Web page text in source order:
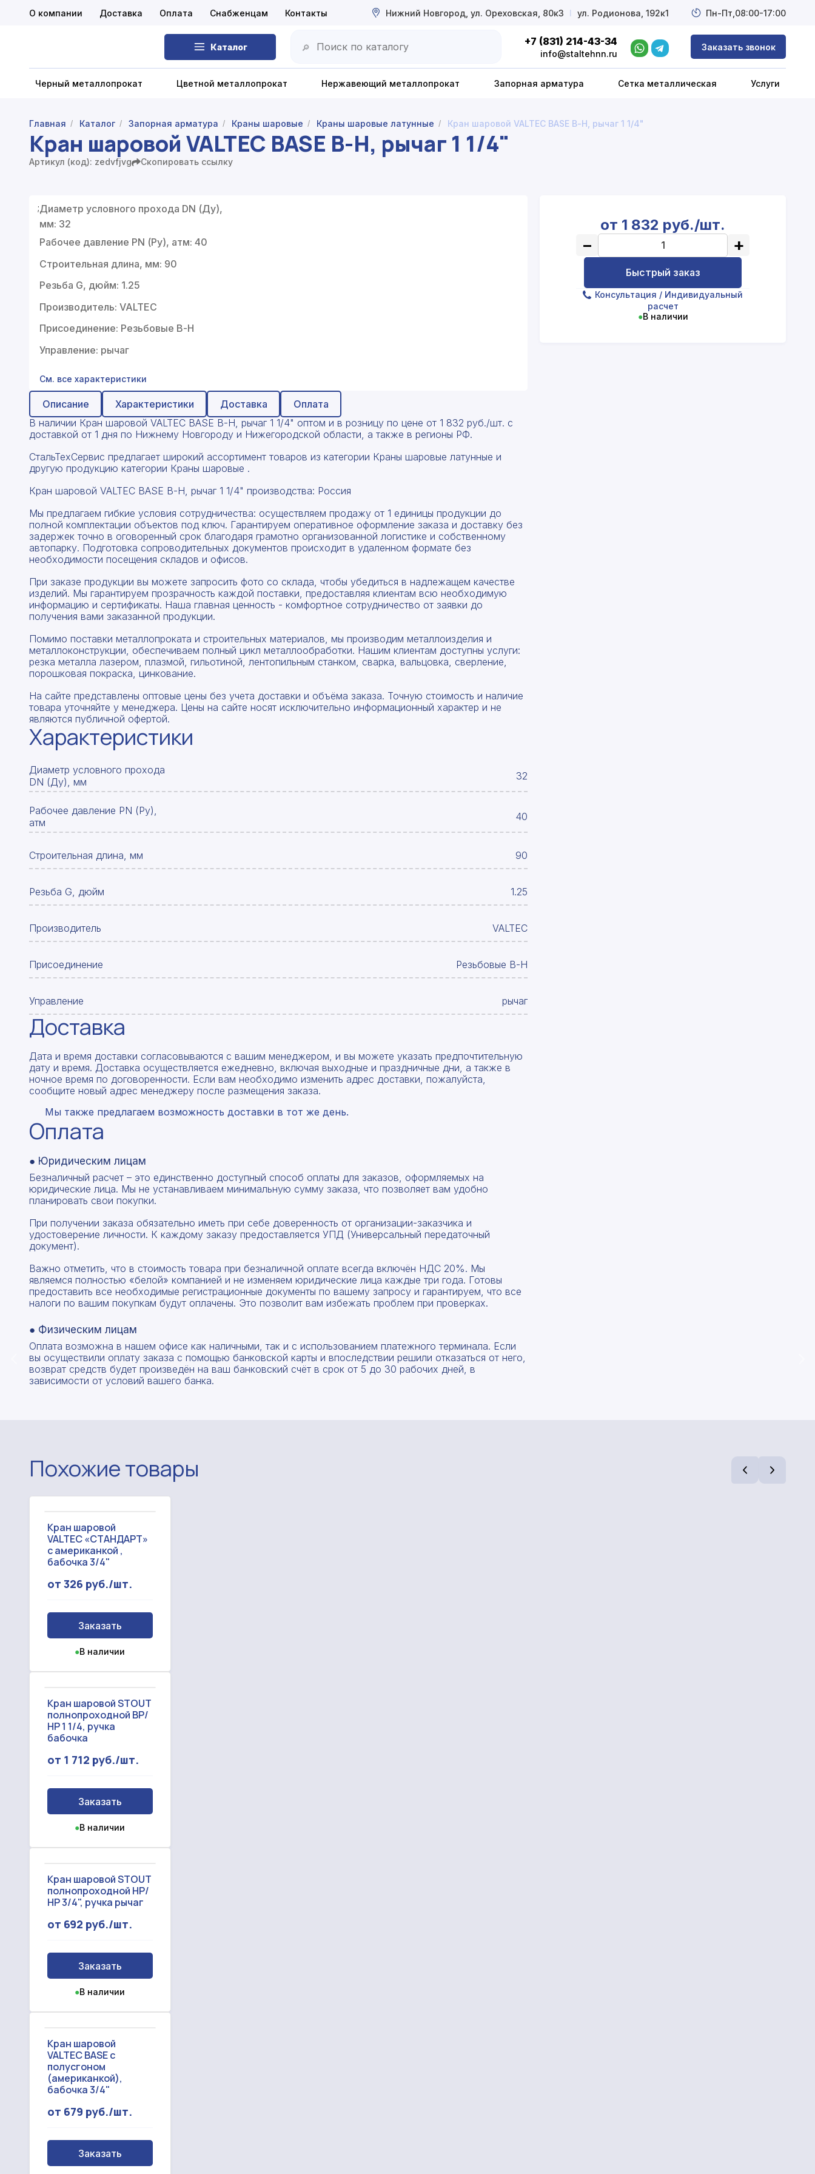
Каталог 🔎
+7 (831) 214-43-34
info@staltehnn.ru
Заказать звонок
Черный металлопрокат Цветной металлопрокат Нержавеющий металлопрокат Запорная арматура Сетка металлическая Услуги
О компании Доставка Оплата Снабженцам Контакты Нижний Новгород, ул. Ореховская, 80к3 l ул. Родионова, 192к1 Пн-Пт, 08:00-17:00
Черный металлопрокат
Цветной металлопрокат
Сетка металлическая
Профнастил
Теплоизоляция для труб
Композитная арматура
Главная / Каталог / Запорная арматура / Краны шаровые / Краны шаровые латунные / Кран шаровой VALTEC BASE В-Н, рычаг 1 1/4"
Кран шаровой VALTEC BASE В-Н, рычаг 1 1/4"
Артикул (код): zedvfjvg Скопировать ссылку
;Диаметр условного прохода DN (Ду),
мм: 32
Рабочее давление PN (Ру), атм: 40
Строительная длина, мм: 90
Резьба G, дюйм: 1.25
Производитель: VALTEC
Присоединение: Резьбовые В-Н
Управление: рычаг
См. все характеристики
от 1 832 руб./шт.
− +
Быстрый заказ
Консультация / Индивидуальный
расчет
●В наличии
Описание Характеристики Доставка
Оплата
В наличии Кран шаровой VALTEC BASE В-Н, рычаг 1 1/4" оптом и в розницу по цене от 1 832 руб./шт. с
доставкой от 1 дня по Нижнему Новгороду и Нижегородской области, а также в регионы РФ.
СтальТехСервис предлагает широкий ассортимент товаров из категории Краны шаровые латунные и
другую продукцию категории Краны шаровые .
Кран шаровой VALTEC BASE В-Н, рычаг 1 1/4" производства: Россия
Мы предлагаем гибкие условия сотрудничества: осуществляем продажу от 1 единицы продукции до
полной комплектации объектов под ключ. Гарантируем оперативное оформление заказа и доставку без
задержек точно в оговоренный срок благодаря грамотно организованной логистике и собственному
автопарку. Подготовка сопроводительных документов происходит в удаленном формате без
необходимости посещения складов и офисов.
При заказе продукции вы можете запросить фото со склада, чтобы убедиться в надлежащем качестве
изделий. Мы гарантируем прозрачность каждой поставки, предоставляя клиентам всю необходимую
информацию и сертификаты. Наша главная ценность - комфортное сотрудничество от заявки до
получения вами заказанной продукции.
Помимо поставки металлопроката и строительных материалов, мы производим металлоизделия и
металлоконструкции, обеспечиваем полный цикл металлообработки. Нашим клиентам доступны услуги:
резка металла лазером, плазмой, гильотиной, лентопильным станком, сварка, вальцовка, сверление,
порошковая покраска, цинкование.
На сайте представлены оптовые цены без учета доставки и объёма заказа. Точную стоимость и наличие
товара уточняйте у менеджера. Цены на сайте носят исключительно информационный характер и не
являются публичной офертой.
Характеристики
Диаметр условного прохода
DN (Ду), мм
32
Рабочее давление PN (Ру),
атм
40
Строительная длина, мм 90
Резьба G, дюйм 1.25
Производитель VALTEC
Присоединение Резьбовые В-Н
Управление рычаг
Доставка
Дата и время доставки согласовываются с вашим менеджером, и вы можете указать предпочтительную
дату и время. Доставка осуществляется ежедневно, включая выходные и праздничные дни, а также в
ночное время по договоренности. Если вам необходимо изменить адрес доставки, пожалуйста,
сообщите новый адрес менеджеру после размещения заказа.
Мы также предлагаем возможность доставки в тот же день.
Оплата
● Юридическим лицам
Безналичный расчет – это единственно доступный способ оплаты для заказов, оформляемых на
юридические лица. Мы не устанавливаем минимальную сумму заказа, что позволяет вам удобно
планировать свои покупки.
При получении заказа обязательно иметь при себе доверенность от организации-заказчика и
удостоверение личности. К каждому заказу предоставляется УПД (Универсальный передаточный
документ).
Важно отметить, что в стоимость товара при безналичной оплате всегда включён НДС 20%. Мы
являемся полностью «белой» компанией и не изменяем юридические лица каждые три года. Готовы
предоставить все необходимые регистрационные документы по вашему запросу и гарантируем, что все
налоги по вашим покупкам будут оплачены. Это позволит вам избежать проблем при проверках.
● Физическим лицам
Оплата возможна в нашем офисе как наличными, так и с использованием платежного терминала. Если
вы осуществили оплату заказа с помощью банковской карты и впоследствии решили отказаться от него,
возврат средств будет произведён на ваш банковский счёт в срок от 5 до 30 рабочих дней, в
зависимости от условий вашего банка.
Похожие товары
Кран шаровой
VALTEC «СТАНДАРТ»
с американкой ,
бабочка 3/4"
от 326 руб./шт.
Заказать
●В наличии
Кран шаровой STOUT
полнопроходной ВР/
НР 1 1/4, ручка
бабочка
от 1 712 руб./шт.
Заказать
●В наличии
Кран шаровой STOUT
полнопроходной НР/
НР 3/4", ручка рычаг
от 692 руб./шт.
Заказать
●В наличии
Кран шаровой
VALTEC BASE с
полусгоном
(американкой),
бабочка 3/4"
от 679 руб./шт.
Заказать
Заполните форму ниже, чтобы получить точный
расчет сметы. Мы свяжемся с вами в кратчайшие
сроки.
Оставьте номер телефона
Мы свяжемся с вами в ближайшее время!
Форма отправлена, спасибо!
Форма не отправлена!